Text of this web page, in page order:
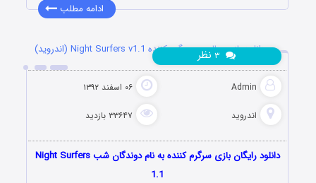
ادامه مطلب
دانلود بازی جالب و سرگرم کننده Night Surfers v1.1 (اندروید)
Admin ۰۶ اسفند ۱۳۹۲
اندروید ۳۳۶۴۷ بازدید
نظر
دانلود رایگان بازی سرگرم کننده به نام دوندگان شب Night Surfers
1.1